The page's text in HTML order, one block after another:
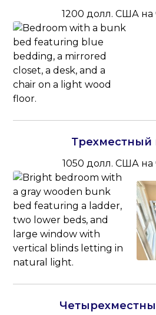
1200 долл. США на
Трехместный
1050 долл. США на